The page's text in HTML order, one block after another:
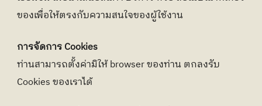
ของเพื่อให้ตรงกับความสนใจของผู้ใช้งาน
การจัดการ Cookies
ท่านสามารถตั้งค่ามิให้ browser ของท่าน ตกลงรับ
Cookies ของเราได้